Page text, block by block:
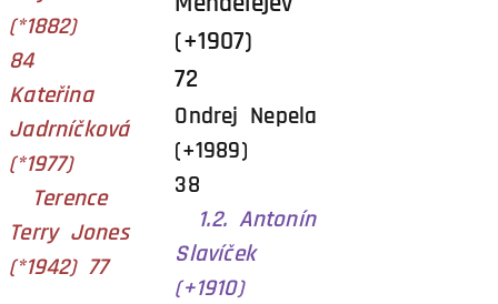
(*1882)
84
Kateřina
Jadrníčková
(*1977)
Terence
Terry Jones
(*1942) 77
(+1907)
72
Ondrej Nepela
(+1989)
38
1.2. Antonín
Slavíček
(+1910)